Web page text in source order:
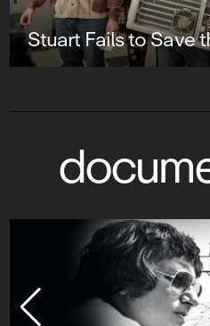
Stuart Fails to Save